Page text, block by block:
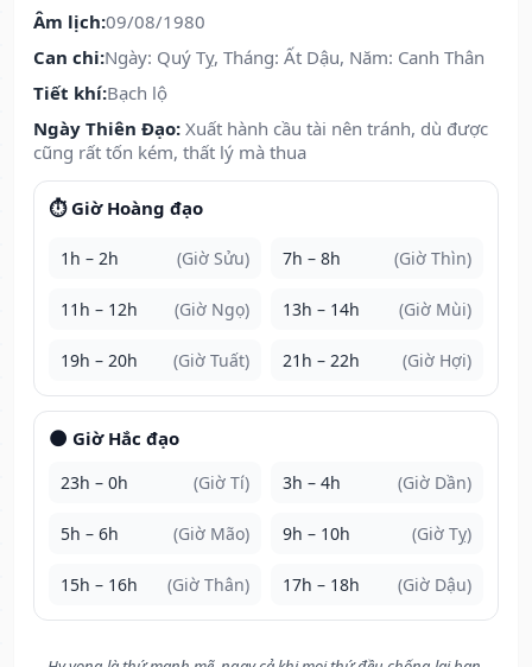
Âm lịch:09/08/1980
Can chi:Ngày: Quý Tỵ, Tháng: Ất Dậu, Năm: Canh Thân
Tiết khí:Bạch lộ
Ngày Thiên Đạo: Xuất hành cầu tài nên tránh, dù được
cũng rất tốn kém, thất lý mà thua
⏱️ Giờ Hoàng đạo
1h – 2h (Giờ Sửu) 7h – 8h (Giờ Thìn)
11h – 12h (Giờ Ngọ) 13h – 14h (Giờ Mùi)
19h – 20h (Giờ Tuất) 21h – 22h (Giờ Hợi)
🌑 Giờ Hắc đạo
23h – 0h (Giờ Tí) 3h – 4h (Giờ Dần)
5h – 6h (Giờ Mão) 9h – 10h (Giờ Tỵ)
15h – 16h (Giờ Thân) 17h – 18h (Giờ Dậu)